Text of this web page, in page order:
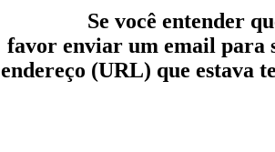
Se você entender
favor enviar um email para
endereço (URL) que estava